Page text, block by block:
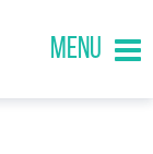
MENU